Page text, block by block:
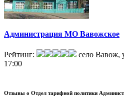
Администрация МО Вавожское
Рейтинг: село Вавож,
17:00
Отзывы о Отдел тарифной политики